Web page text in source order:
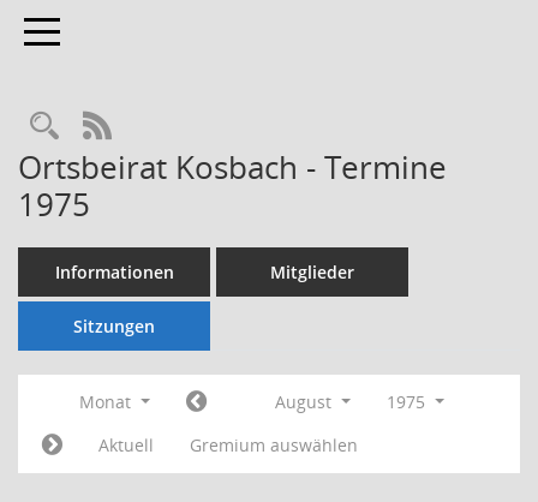
Toggle navigation
Rechercheauswahl
RSS-Feed
Ortsbeirat Kosbach - Termine
1975
Informationen Mitglieder
Sitzungen
Monat August
1975
Aktuell
Gremium auswählen